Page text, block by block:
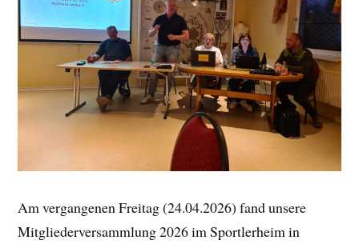
Am vergangenen Freitag (24.04.2026) fand unsere
Mitgliederversammlung 2026 im Sportlerheim in